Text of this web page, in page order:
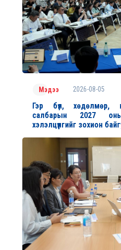
Мэдээ 2026-08-05
Гэр бүл, хөдөлмөр,
салбарын 2027
хэлэлцүүлгийг зохион